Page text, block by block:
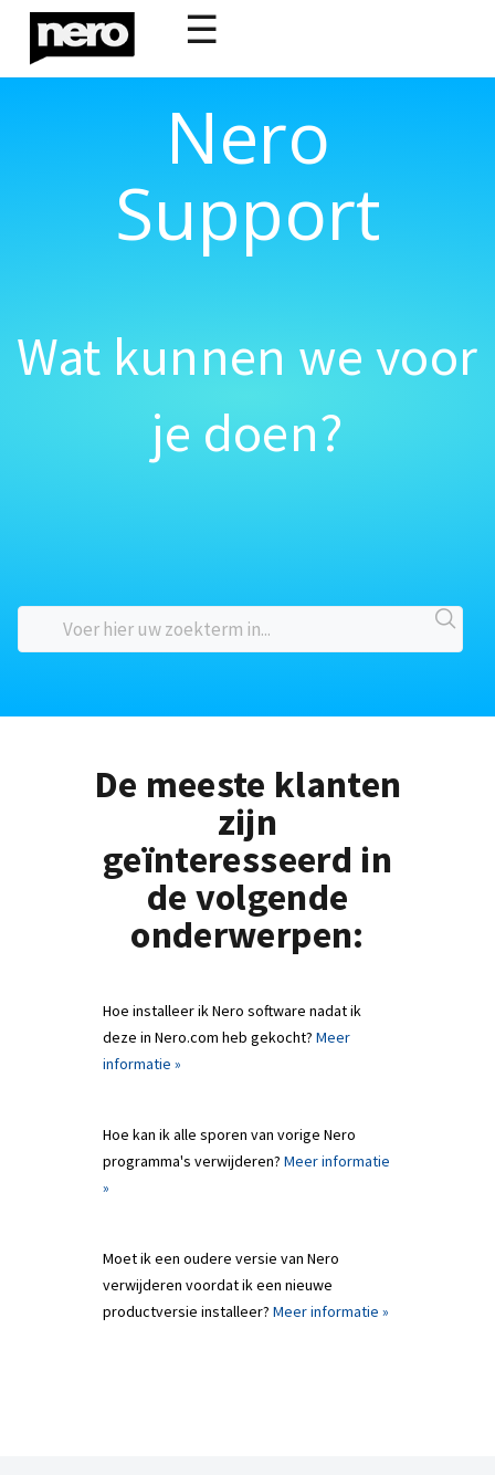
☰
Nero
Support
Wat kunnen we voor
je doen?
De meeste klanten
zijn
geïnteresseerd in
de volgende
onderwerpen:
Hoe installeer ik Nero software nadat ik
deze in Nero.com heb gekocht? Meer
informatie »
Hoe kan ik alle sporen van vorige Nero
programma's verwijderen? Meer informatie
»
Moet ik een oudere versie van Nero
verwijderen voordat ik een nieuwe
productversie installeer? Meer informatie »